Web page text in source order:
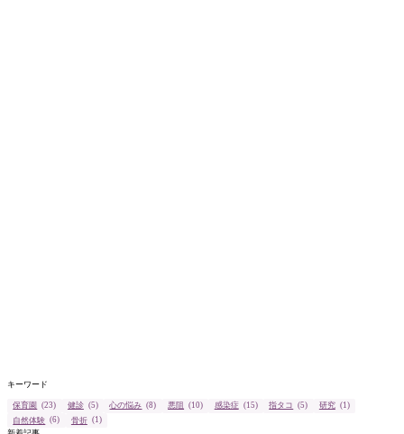
キーワード
保育園 (23) 健診 (5) 心の悩み (8) 悪阻 (10) 感染症 (15) 指タコ (5) 研究 (1)
自然体験 (6) 骨折 (1)